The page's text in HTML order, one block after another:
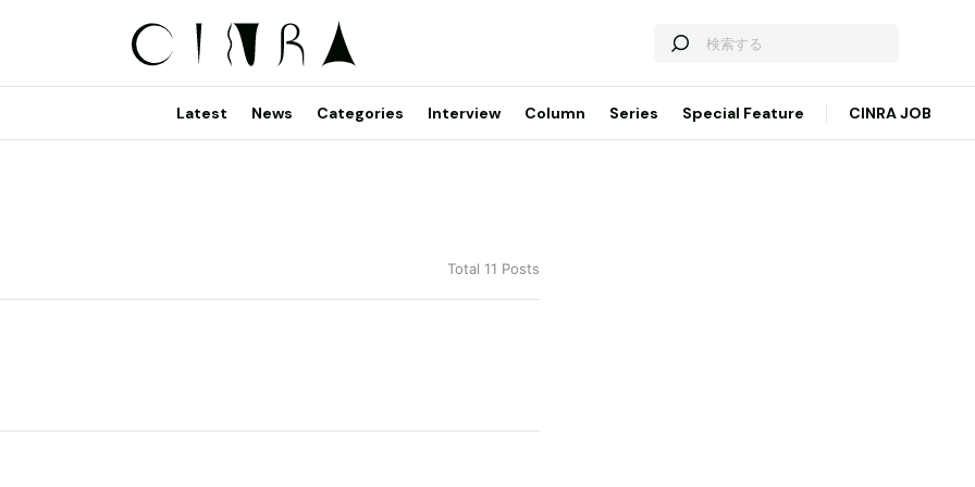
Latest News Categories Interview Column Series Special Feature CINRA JOB
Total 11 Posts